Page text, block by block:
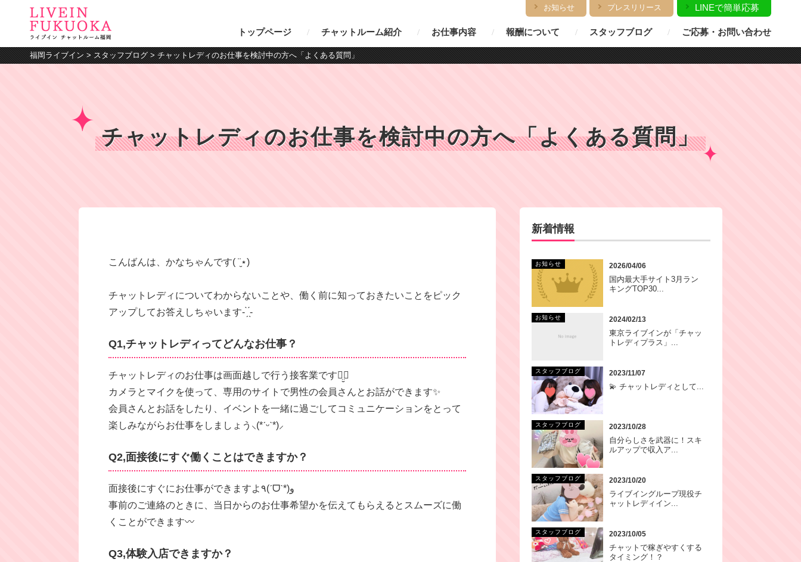
トップページ チャットルーム紹介 お仕事内容 報酬について スタッフブログ ご応募・お問い合わせ
お知らせ プレスリリース LINEで簡単応募
福岡ライブイン>スタッフブログ>チャットレディのお仕事を検討中の方へ「よくある質問」
チャットレディのお仕事を検討中の方へ「よくある質問」
こんばんは、かなちゃんです( ¨̮⋆)
チャットレディについてわからないことや、働く前に知っておきたいことをピック
アップしてお答えしちゃいます- ̗̀ ̖́-
Q1,チャットレディってどんなお仕事？
チャットレディのお仕事は画面越しで行う接客業ですꪔ̤̮‪♡
カメラとマイクを使って、専用のサイトで男性の会員さんとお話ができます✨
会員さんとお話をしたり、イベントを一緒に過ごしてコミュニケーションをとって
楽しみながらお仕事をしましょう‪⸜(*ˊᵕˋ*)⸝‬
Q2,面接後にすぐ働くことはできますか？
面接後にすぐにお仕事ができますよ٩(ˊᗜˋ*)و
事前のご連絡のときに、当日からのお仕事希望かを伝えてもらえるとスムーズに働
くことができます〰︎
Q3,体験入店できますか？
新着情報
お知らせ 2026/04/06
国内最大手サイト3月ラン
キングTOP30...
お知らせ 2024/02/13
東京ライブインが「チャッ
トレディプラス」...
スタッフブログ 2023/11/07
💫 チャットレディとして...
スタッフブログ 2023/10/28
自分らしさを武器に！スキ
ルアップで収入ア...
スタッフブログ 2023/10/20
ライブイングループ現役チ
ャットレディイン...
スタッフブログ 2023/10/05
チャットで稼ぎやすくする
タイミング！？